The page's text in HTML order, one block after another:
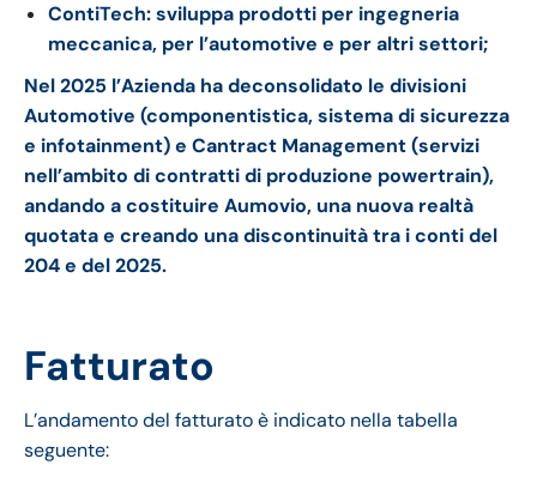
ContiTech: sviluppa prodotti per ingegneria
meccanica, per l’automotive e per altri settori;
Nel 2025 l’Azienda ha deconsolidato le divisioni
Automotive (componentistica, sistema di sicurezza
e infotainment) e Cantract Management (servizi
nell’ambito di contratti di produzione powertrain),
andando a costituire Aumovio, una nuova realtà
quotata e creando una discontinuità tra i conti del
204 e del 2025.
Fatturato
L’andamento del fatturato è indicato nella tabella
seguente: